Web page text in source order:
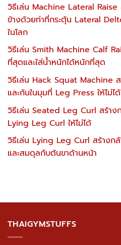
วิธีเล่น Machine Lateral Raise
ข้างด้วยท่าที่กระตุ้น Lateral
ในโลก
วิธีเล่น Smith Machine Calf
ที่สุดและใส่น้ำหนักได้หนักที่สุด
วิธีเล่น Hack Squat Machine
และก้นในมุมที่ Leg Press ให้ไม่ได้
วิธีเล่น Seated Leg Curl สร้าง
Lying Leg Curl ให้ไม่ได้
วิธีเล่น Lying Leg Curl สร้างก
และสมดุลกับต้นขาด้านหน้า
THAIGYMSTUFFS